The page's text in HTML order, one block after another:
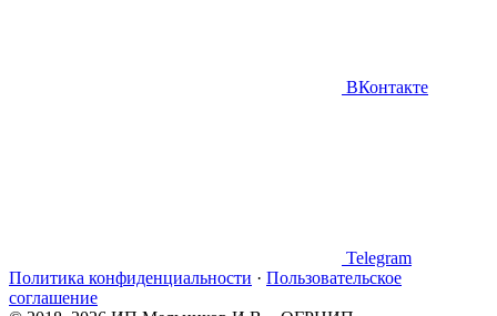
ВКонтакте
Telegram
Политика конфиденциальности · Пользовательское
соглашение